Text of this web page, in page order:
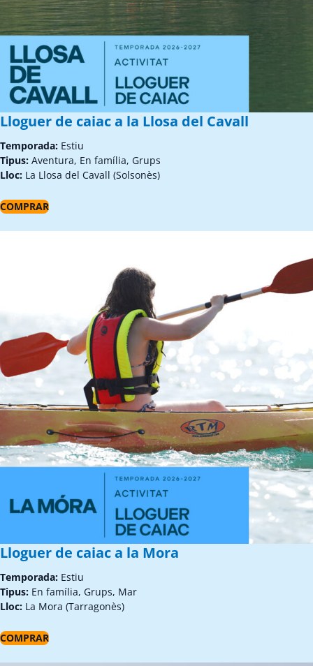
Lloguer de caiac a la Llosa del Cavall
Temporada: Estiu
Tipus: Aventura, En família, Grups
Lloc: La Llosa del Cavall (Solsonès)
COMPRAR
Lloguer de caiac a la Mora
Temporada: Estiu
Tipus: En família, Grups, Mar
Lloc: La Mora (Tarragonès)
COMPRAR